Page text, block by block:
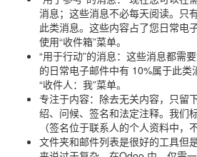
消息；这些消息不必每天阅读。只
此类消息。这些内容占了您日常电
使用“收件箱”菜单。
“用于行动”的消息：这些消息都需
的日常电子邮件中有 10%属于此类
“收件人：我”菜单。
专注于内容：除去无关内容，只留
绍、问候、签名和法定注释。我们
（签名位于联系人的个人资料中，
文件夹和邮件列表是很好的工具但